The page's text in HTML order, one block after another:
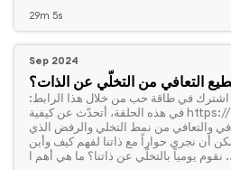
29m 5s
Sep 2024
التعافي من التخلّي عن الذات؟
‏اشترك في طاقة حب من خلال هذا الرابط:
‫https://hakawati.fm/taqat-hob‬ في هذه الحلقة، أتحدّث عن كيفية
والتعافي من نمط التخلي والرفض الذي
أن نجري حواراً مع ذاتنا لفهم كيف وأين
هي أهم ا ...